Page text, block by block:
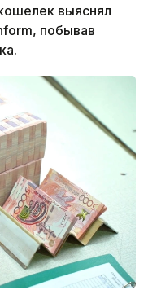
выяснял
побывав